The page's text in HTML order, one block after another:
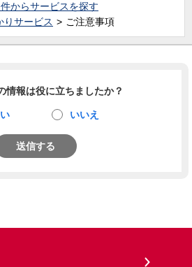
からサービスを探す
りサービス
ご注意事項
情報は役に立ちましたか？
いいえ
送信する